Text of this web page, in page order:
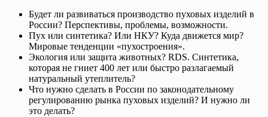
Будет ли развиваться производство пуховых изделий в
России? Перспективы, проблемы, возможности.
Пух или синтетика? Или НКУ? Куда движется мир?
Мировые тенденции «пухостроения».
Экология или защита животных? RDS. Синтетика,
которая не гниет 400 лет или быстро разлагаемый
натуральный утеплитель?
Что нужно сделать в России по законодательному
регулированию рынка пуховых изделий? И нужно ли
это делать?